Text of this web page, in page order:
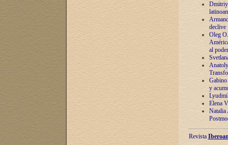
Dmitriy
declive
Oleg
al poder
y
Elena
Natalia
Revista